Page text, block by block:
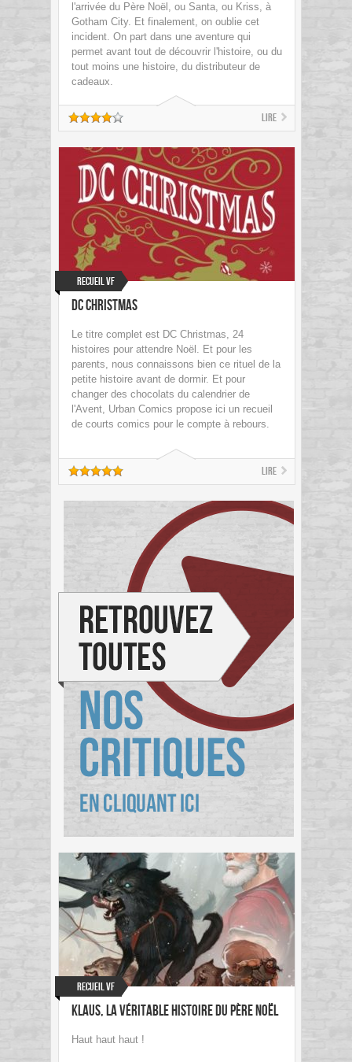
l'arrivée du Père Noël, ou Santa, ou Kriss, à
Gotham City. Et finalement, on oublie cet
incident. On part dans une aventure qui
permet avant tout de découvrir l'histoire, ou du
tout moins une histoire, du distributeur de
cadeaux.
Lire
Recueil VF
DC Christmas
Le titre complet est DC Christmas, 24
histoires pour attendre Noël. Et pour les
parents, nous connaissons bien ce rituel de la
petite histoire avant de dormir. Et pour
changer des chocolats du calendrier de
l'Avent, Urban Comics propose ici un recueil
de courts comics pour le compte à rebours.
Lire
Recueil VF
Klaus, la véritable histoire du Père Noël
Haut haut haut !